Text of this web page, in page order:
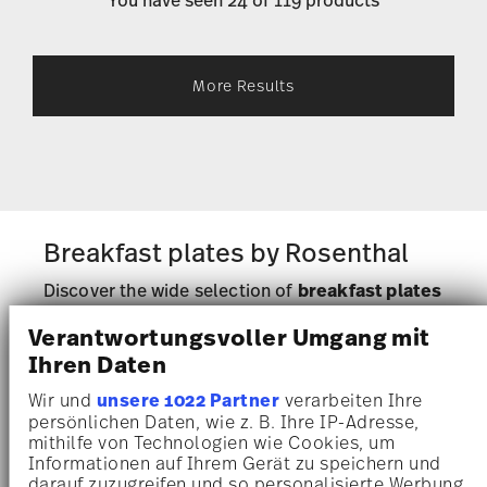
Verantwortungsvoller Umgang mit
Ihren Daten
Wir und unsere 1022 Partnerverarbeiten Ihre
persönlichen Daten, wie z. B. Ihre IP-Adresse,
mithilfe von Technologien wie Cookies, um
Informationen auf Ihrem Gerät zu speichern und
More Results
Breakfast plates by Rosenthal
Discover the wide selection ofbreakfast plates
your breakfast table every morning. Whether
you opt for classic
platesorcolourful breakfast platesthat bring
colour and a zest for life to the table – you’ll
find the perfect plates to match your interior